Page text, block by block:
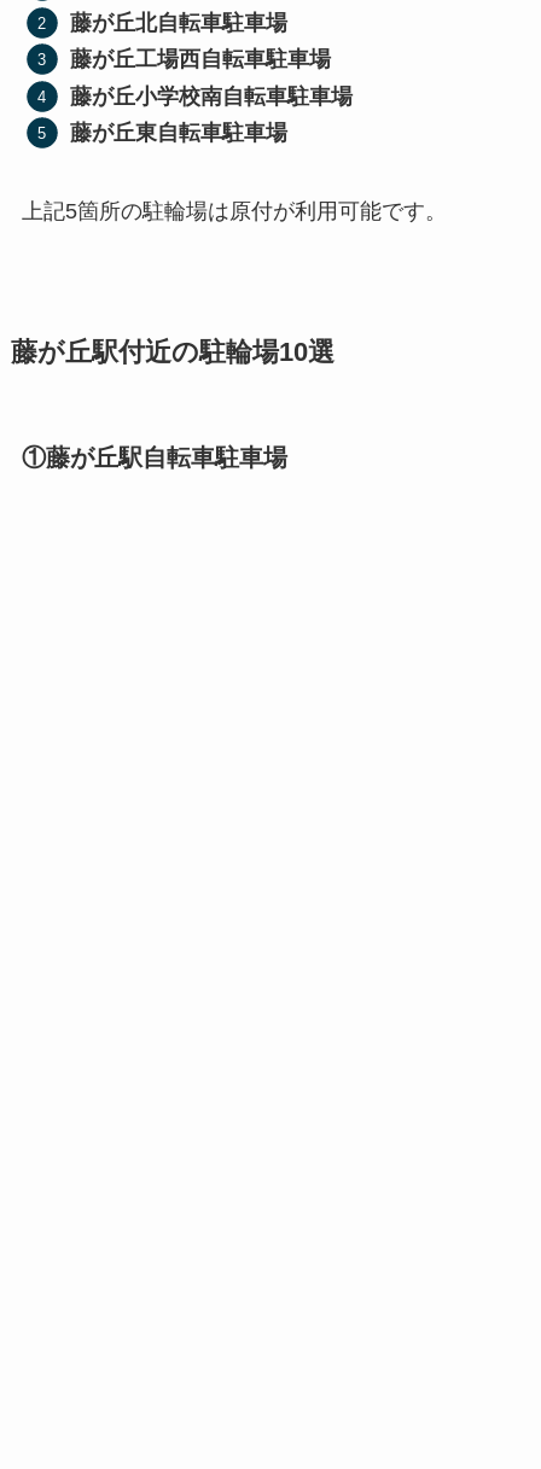
藤が丘北自転車駐車場
藤が丘工場西自転車駐車場
藤が丘小学校南自転車駐車場
藤が丘東自転車駐車場
上記5箇所の駐輪場は原付が利用可能です。
藤が丘駅付近の駐輪場10選
①藤が丘駅自転車駐車場